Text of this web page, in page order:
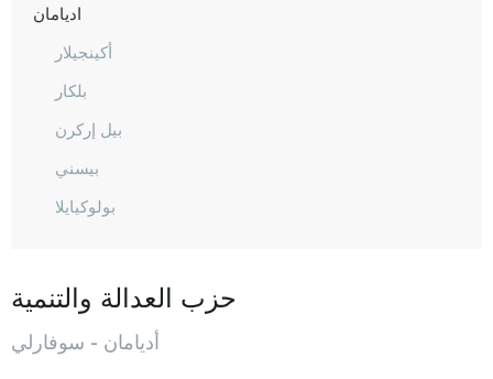
أديامان
أكينجيلار
بلكار
بيل إركرن
بيسني
بولوكيايلا
شاليكهان
غولباشي
حزب العدالة والتنمية
أديامان - سوفارلي